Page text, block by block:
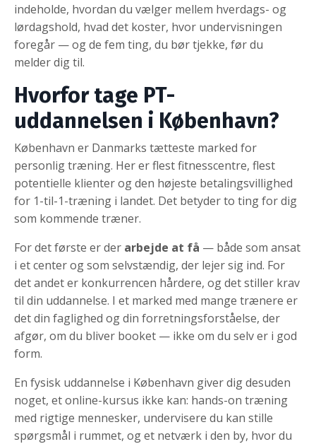
indeholde, hvordan du vælger mellem hverdags- og
lørdagshold, hvad det koster, hvor undervisningen
foregår — og de fem ting, du bør tjekke, før du
melder dig til.
Hvorfor tage PT-
uddannelsen i København?
København er Danmarks tætteste marked for
personlig træning. Her er flest fitnesscentre, flest
potentielle klienter og den højeste betalingsvillighed
for 1-til-1-træning i landet. Det betyder to ting for dig
som kommende træner.
For det første er der arbejde at få — både som ansat
i et center og som selvstændig, der lejer sig ind. For
det andet er konkurrencen hårdere, og det stiller krav
til din uddannelse. I et marked med mange trænere er
det din faglighed og din forretningsforståelse, der
afgør, om du bliver booket — ikke om du selv er i god
form.
En fysisk uddannelse i København giver dig desuden
noget, et online-kursus ikke kan: hands-on træning
med rigtige mennesker, undervisere du kan stille
spørgsmål i rummet, og et netværk i den by, hvor du